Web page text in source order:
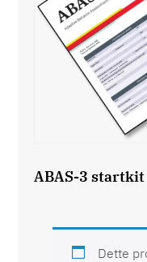
ABAS-3 startkit
Dette